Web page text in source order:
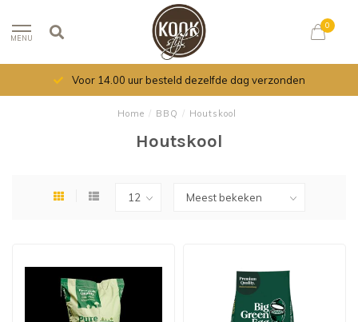
MENU
0
Voor 14.00 uur besteld dezelfde dag verzonden
Home / BBQ / Houtskool
Houtskool